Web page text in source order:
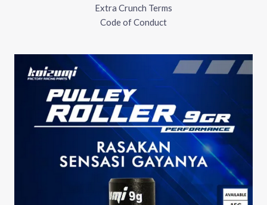
Extra Crunch Terms
Code of Conduct